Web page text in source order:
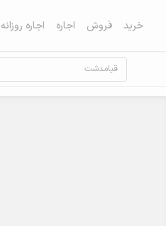
خرید فروش اجاره اجاره روزانه